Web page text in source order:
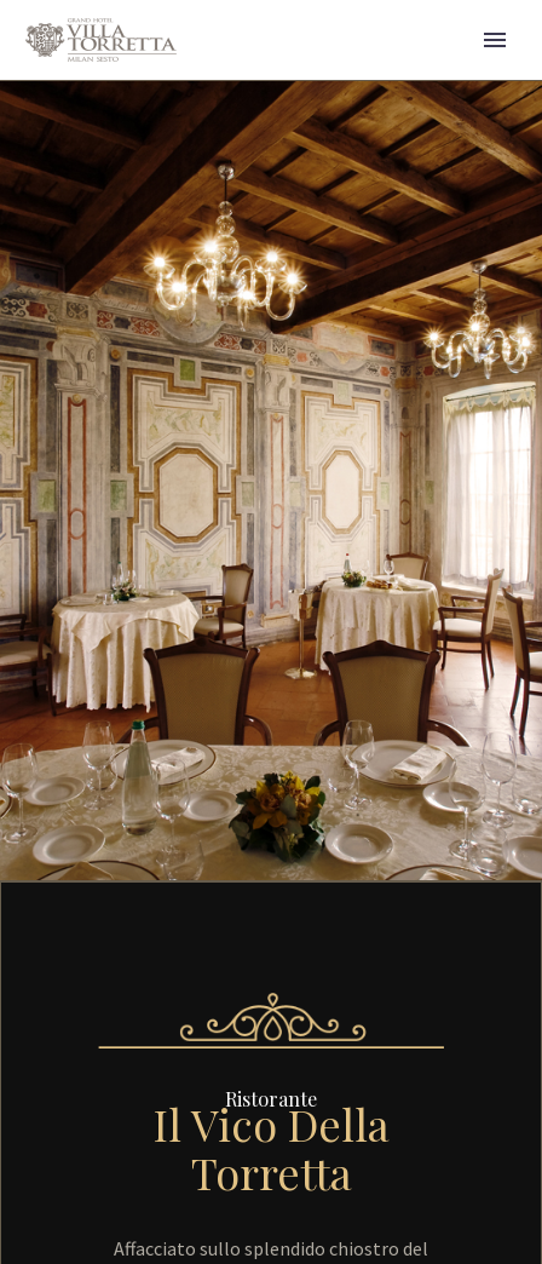
Ristorante
Il Vico Della
Torretta
Affacciato sullo splendido chiostro del